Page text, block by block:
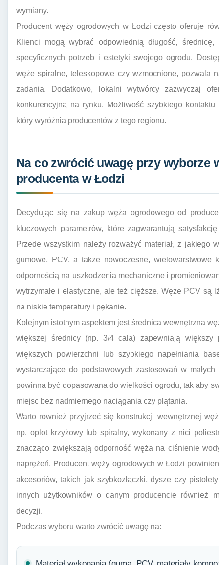
wymiany.
Producent węży ogrodowych w Łodzi często oferuje
Klienci mogą wybrać odpowiednią długość,
specyficznych potrzeb i estetyki swojego ogrodu.
węże spiralne, teleskopowe czy wzmocnione, pozwala
zadania. Dodatkowo, lokalni wytwórcy zazwyczaj
konkurencyjną na rynku. Możliwość szybkiego
który wyróżnia producentów z tego regionu.
Na co zwrócić uwagę przy wyborze
producenta w Łodzi
Decydując się na zakup węża ogrodowego od
kluczowych parametrów, które zagwarantują
Przede wszystkim należy rozważyć materiał, z jakiego
gumowe, PCV, a także nowoczesne, wielowarstwowe
odpornością na uszkodzenia mechaniczne i
wytrzymałe i elastyczne, ale też cięższe. Węże PCV są
na niskie temperatury i pękanie.
Kolejnym istotnym aspektem jest średnica wewnętrzna
większej średnicy (np. 3/4 cala) zapewniają większy
większych powierzchni lub szybkiego napełniania
wystarczające do podstawowych zastosowań w
powinna być dopasowana do wielkości ogrodu, tak aby
miejsc bez nadmiernego naciągania czy plątania.
Warto również przyjrzeć się konstrukcji wewnętrznej
np. oplot krzyżowy lub spiralny, wykonany z nici
znacząco zwiększają odporność węża na ciśnienie
naprężeń. Producent węży ogrodowych w Łodzi
akcesoriów, takich jak szybkozłączki, dysze czy
innych użytkowników o danym producencie również
decyzji.
Podczas wyboru warto zwrócić uwagę na: